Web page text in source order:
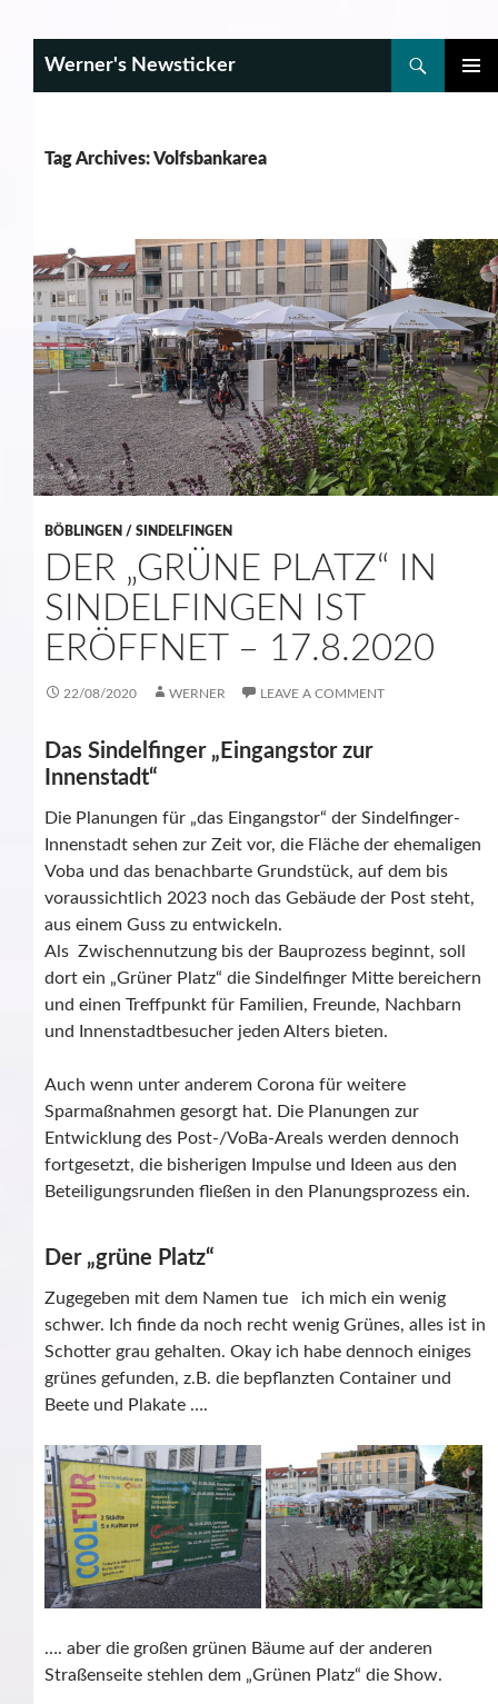
Werner's Newsticker
Tag Archives: Volfsbankarea
BÖBLINGEN / SINDELFINGEN
DER „GRÜNE PLATZ“ IN
SINDELFINGEN IST
ERÖFFNET – 17.8.2020
22/08/2020 WERNER LEAVE A COMMENT
Das Sindelfinger „Eingangstor zur
Innenstadt“
Die Planungen für „das Eingangstor“ der Sindelfinger-
Innenstadt sehen zur Zeit vor, die Fläche der ehemaligen
Voba und das benachbarte Grundstück, auf dem bis
voraussichtlich 2023 noch das Gebäude der Post steht,
aus einem Guss zu entwickeln.
Als Zwischennutzung bis der Bauprozess beginnt, soll
dort ein „Grüner Platz“ die Sindelfinger Mitte bereichern
und einen Treffpunkt für Familien, Freunde, Nachbarn
und Innenstadtbesucher jeden Alters bieten.
Auch wenn unter anderem Corona für weitere
Sparmaßnahmen gesorgt hat. Die Planungen zur
Entwicklung des Post-/VoBa-Areals werden dennoch
fortgesetzt, die bisherigen Impulse und Ideen aus den
Beteiligungsrunden fließen in den Planungsprozess ein.
Der „grüne Platz“
Zugegeben mit dem Namen tue ich mich ein wenig
schwer. Ich finde da noch recht wenig Grünes, alles ist in
Schotter grau gehalten. Okay ich habe dennoch einiges
grünes gefunden, z.B. die bepflanzten Container und
Beete und Plakate ….
…. aber die großen grünen Bäume auf der anderen
Straßenseite stehlen dem „Grünen Platz“ die Show.